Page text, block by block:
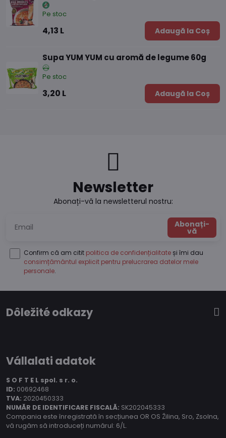
Pe stoc
4,13 L Adaugă la Coș
Supa YUM YUM cu aromă de legume 60g
Pe stoc
3,20 L Adaugă la Coș
Newsletter
Abonați-vă la newsletterul nostru:
Abonați-
vă
Confirm că am citit politica de confidențialitate și îmi dau
consimțământul explicit pentru prelucrarea datelor mele
personale.
Dôležité odkazy
Vállalati adatok
S O F T E L spol. s r. o.
ID: 00692468
TVA: 2020450333
NUMĂR DE IDENTIFICARE FISCALĂ: SK202045333
Compania este înregistrată în secțiunea OR OS Žilina, Sro, Zsolna,
vă rugăm să introduceți numărul: 6/L.